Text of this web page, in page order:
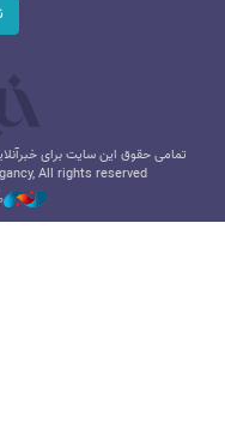
تمامی حقوق این سایت برای
All rights reserved